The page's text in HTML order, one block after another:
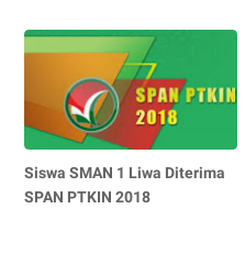
Siswa SMAN 1 Liwa Diterima
SPAN PTKIN 2018